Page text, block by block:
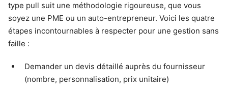
type pull suit une méthodologie rigoureuse, que vous
soyez une PME ou un auto-entrepreneur. Voici les quatre
étapes incontournables à respecter pour une gestion sans
faille :
Demander un devis détaillé auprès du fournisseur
(nombre, personnalisation, prix unitaire)